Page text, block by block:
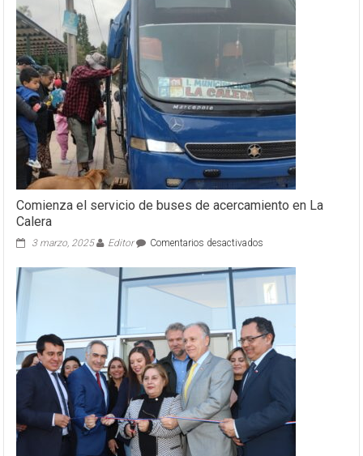
Comienza el servicio de buses de acercamiento en La
Calera
3 marzo, 2025 Editor Comentarios desactivados
el
servicio
buses
de
acercamiento
en